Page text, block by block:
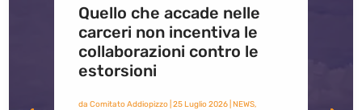
Quello che accade nelle
carceri non incentiva le
collaborazioni contro le
estorsioni
da Comitato Addiopizzo| 25 Luglio 2026| NEWS,